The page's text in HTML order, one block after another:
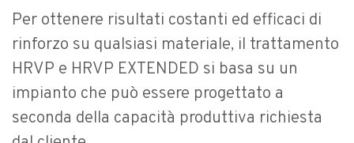
Per ottenere risultati costanti ed efficaci di
rinforzo su qualsiasi materiale, il trattamento
HRVP e HRVP EXTENDED si basa su un
impianto che può essere progettato a
seconda della capacità produttiva richiesta